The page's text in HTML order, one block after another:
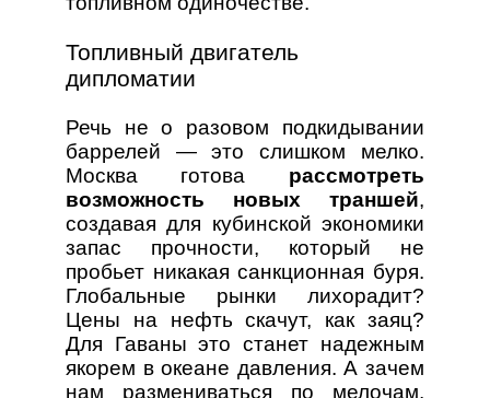
Топливный двигатель
дипломатии
Речь не о разовом подкидывании
баррелей — это слишком мелко.
Москва готова рассмотреть
возможность новых траншей,
создавая для кубинской экономики
запас прочности, который не
пробьет никакая санкционная буря.
Глобальные рынки лихорадит?
Цены на нефть скачут, как заяц?
Для Гаваны это станет надежным
якорем в океане давления. А зачем
нам размениваться по мелочам,